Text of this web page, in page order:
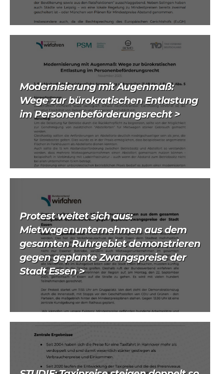
Modernisierung mit Augenmaß:
Wege zur bürokratischen Entlastung
im Personenbeförderungsrecht >
Protest weitet sich aus:
Mietwagenunternehmen aus dem
gesamten Ruhrgebiet demonstrieren
gegen geplante Zwangspreise der
Stadt Essen >